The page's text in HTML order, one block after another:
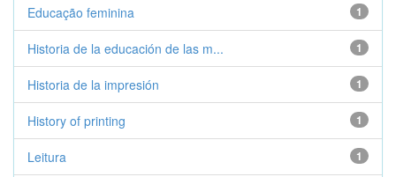
1
Educação feminina
1
Historia de la educación de las m...
1
Historia de la impresión
1
History of printing
1
Leitura